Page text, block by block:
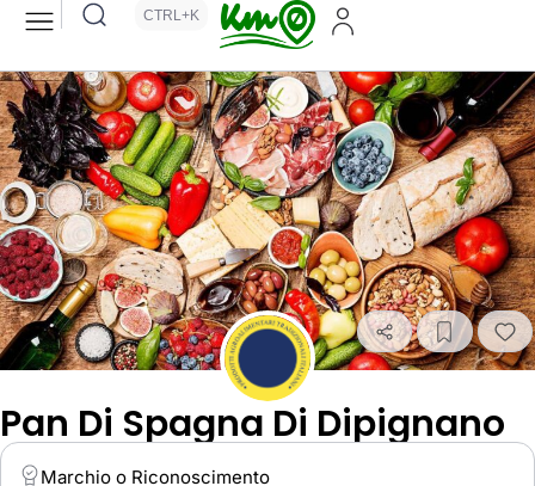
CTRL+K
Pan Di Spagna Di Dipignano
Marchio o Riconoscimento